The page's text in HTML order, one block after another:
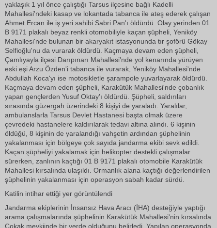
yaklaşık 1 yıl önce çalıştığı Tarsus ilçesine bağlı Kadelli
Mahallesi'ndeki kasap ve lokantada tabanca ile ateş ederek çalışan
Ahmet Ercan ile iş yeri sahibi Sabri Pan'ı öldürdü. Olay yerinden 01
B 9171 plakalı beyaz renkli otomobiliyle kaçan şüpheli, Yeniköy
Mahallesi'nde bulunan bir akaryakıt istasyonunda tır şoförü Gökay
Selfioğlu'nu da vurarak öldürdü. Kaçmaya devam eden şüpheli,
Çamlıyayla ilçesi Darıpınarı Mahallesi'nde yol kenarında yürüyen
eski eşi Arzu Özden'i tabanca ile vurarak, Yeniköy Mahallesi'nde
Abdullah Koca'yı ise motosikletle şarampole yuvarlayarak öldürdü.
Kaçmaya devam eden şüpheli, Karakütük Mahallesi'nde çobanlık
yapan gençlerden Yusuf Oktay'ı öldürdü. Şüpheli, saldırıları
sırasında güzergah üzerindeki 8 kişiyi de yaraladı. Yaralılar,
ambulanslarla Tarsus Devlet Hastanesi başta olmak üzere
çevredeki hastanelere kaldırılarak tedavi altına alındı. 6 kişinin
öldüğü, 8 kişinin de yaralandığı vahşetin ardından şüphelinin
yakalanması için bölgeye çok sayıda jandarma ekibi sevk edildi.
Kaçan şüpheliyi yakalamak için helikopter destekli çalışmalar
sürerken, zanlının kaçtığı 01 B 9171 plakalı otomobile Karakütük
Mahallesi kırsalında ulaşıldı. Ormanlık alana kaçtığı değerlendirilen
şüphelinin yakalanması için operasyon sabah kadar sürdü.
Katilin intihar ettiği yer görüntülendi
Jandarma ekiplerinin İnsansız Hava Aracı (İHA) desteğiyle yaptığı
arama çalışmalarında şüphelinin Karakütük Mahallesi'nin kırsalında
Çokak mevkiinde bir yerde olduğunu belirledi. Yapılan operasyonda